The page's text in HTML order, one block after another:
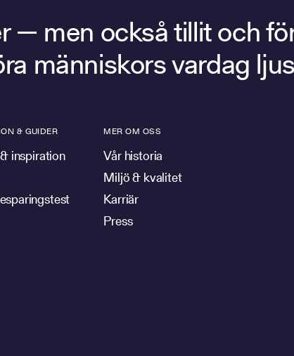
— men också tillit och
människors vardag
& GUIDER
inspiration
MER OM OSS
Vår historia
Miljö & kvalitet
Karriär
Press